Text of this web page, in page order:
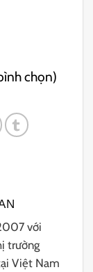
chọn)
với
trường
Việt Nam